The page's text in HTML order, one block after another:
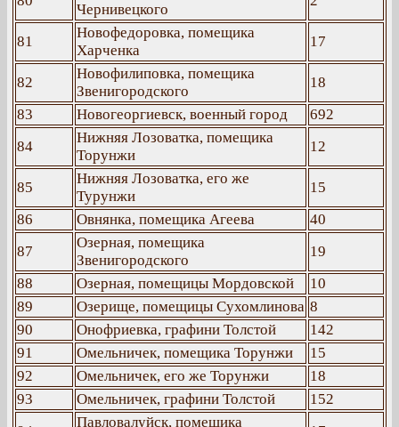
Чернивецкого
81
Новофедоровка, помещика
Харченка
17
82
Новофилиповка, помещика
Звенигородского
18
83
Новогеоргиевск, военный город
692
84
Нижняя Лозоватка, помещика
Торунжи
12
85
Нижняя Лозоватка, его же
Турунжи
15
86
Овнянка, помещика Агеева
40
87
Озерная, помещика
Звенигородского
19
88
Озерная, помещицы Мордовской
10
89
Озерище, помещицы Сухомлинова 8
90
Онофриевка, графини Толстой
142
91
Омельничек, помещика Торунжи
15
92
Омельничек, его же Торунжи
18
93
Омельничек, графини Толстой
152
Павловалуйск, помещика